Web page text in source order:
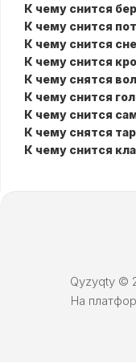
К чему снится
К чему снится
К чему снится
К чему снится
К чему снятся
К чему снится
К чему снится
К чему снятся
К чему снится
Qyzyqty ©
На